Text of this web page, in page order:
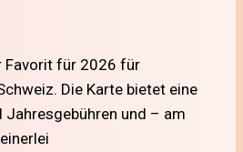
Favorit für 2026 für
Die Karte bietet eine
Jahresgebühren und – am